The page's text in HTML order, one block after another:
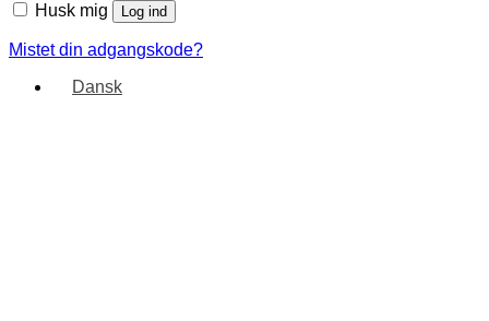
Husk mig Log ind
Mistet din adgangskode?
Dansk